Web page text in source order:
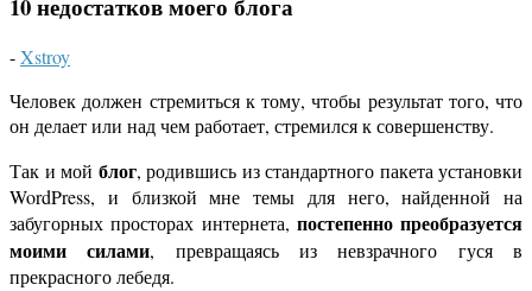
-Xstroy
Человек должен стремиться к тому, чтобы результат того, что
он делает или над чем работает, стремился к совершенству.
Так и мой блог, родившись из стандартного пакета установки
WordPress, и близкой мне темы для него, найденной на
забугорных просторах интернета, постепенно преобразуется
моими силами, превращаясь из невзрачного гуся в
прекрасного лебедя.